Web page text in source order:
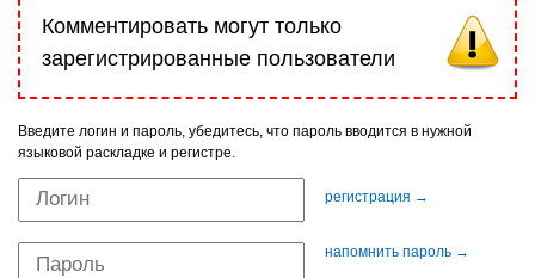
Комментировать могут только
зарегистрированные пользователи
Введите логин и пароль, убедитесь, что пароль вводится в нужной
языковой раскладке и регистре.
регистрация →
напомнить пароль →